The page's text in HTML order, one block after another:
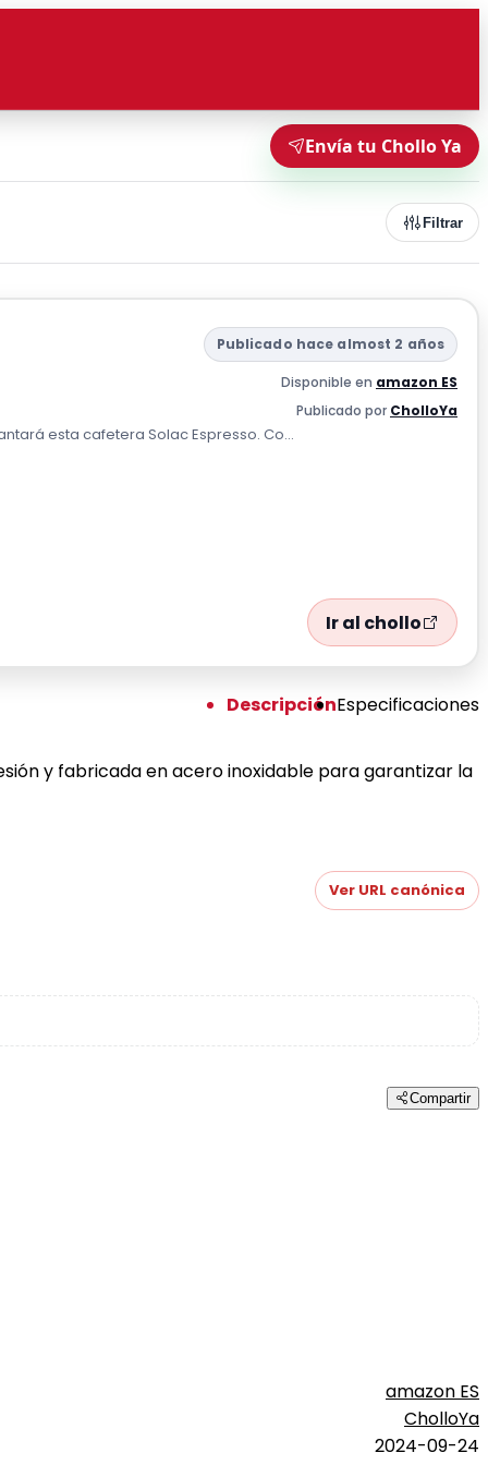
Envía tu Chollo Ya
Filtrar
Publicado hace almost 2 años
Disponible en amazon ES
Publicado por CholloYa
esta cafetera Solac Espresso. Co...
Ir al chollo
DescripciónEspecificaciones
y fabricada en acero inoxidable para garantizar la
Ver URL canónica
Compartir
amazon ES
CholloYa
2024-09-24